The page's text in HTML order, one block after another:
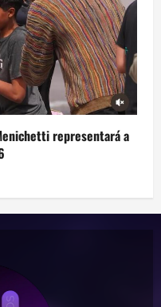
representará a